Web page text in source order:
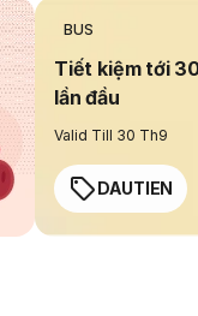
BUS
Tiết kiệm tới
lần đầu
Valid Till 30 Th9
DAUTIEN